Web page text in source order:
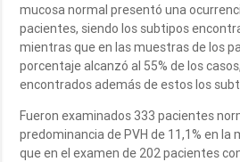
mucosa normal presentó una
pacientes, siendo los subtipos
mientras que en las muestras de los
porcentaje alcanzó al 55% de los
encontrados además de estos los
Fueron examinados 333 pacientes
predominancia de PVH de 11,1% en
que en el examen de 202 pacientes